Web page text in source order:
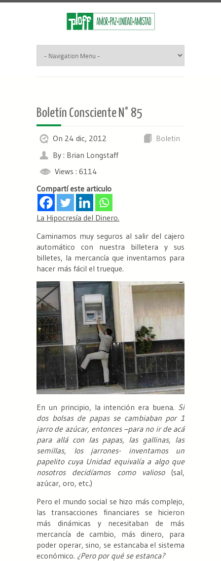
Boletín Consciente N° 85
On 24 dic, 2012
Boletin
By : Brian Longstaff
Views : 6114
Compartí este articulo
La Hipocresía del Dinero.
Caminamos muy seguros al salir del cajero
automático con nuestra billetera y sus
billetes, la mercancía que inventamos para
hacer más fácil el trueque.
En un principio, la intención era buena. Si
dos bolsas de papas se cambiaban por 1
jarro de azúcar, entonces –para no ir de acá
para allá con las papas, las gallinas, las
semillas, los jarrones- inventamos un
papelito cuya Unidad equivalía a algo que
nosotros decidíamos como valioso (sal,
azúcar, oro, etc.)
Pero el mundo social se hizo más complejo,
las transacciones financiares se hicieron
más dinámicas y necesitaban de más
mercancía de cambio, más dinero, para
poder operar, sino, se estancaba el sistema
económico. ¿Pero por qué se estanca?